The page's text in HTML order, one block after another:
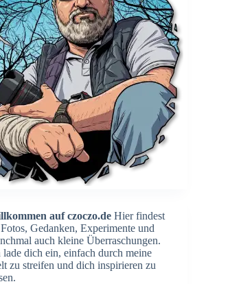
auf czoczo.de Hier findest
Gedanken, Experimente und
auch kleine Überraschungen.
lade dich ein, einfach durch meine
zu streifen und dich inspirieren zu